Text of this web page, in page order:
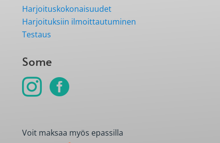
Harjoituskokonaisuudet
Harjoituksiin ilmoittautuminen
Testaus
Some
 
Voit maksaa myös epassilla